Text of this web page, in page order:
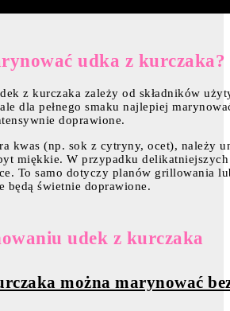
udka z kurczaka?
z kurczaka zależy od składników
dla pełnego smaku najlepiej
doprawione.
kwas (np. sok z cytryny, ocet), należy
miękkie. W przypadku
To samo dotyczy planów grillowania
będą świetnie doprawione.
udek z kurczaka
można marynować